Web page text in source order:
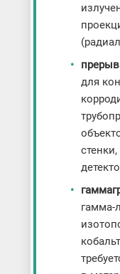
для
гамма-